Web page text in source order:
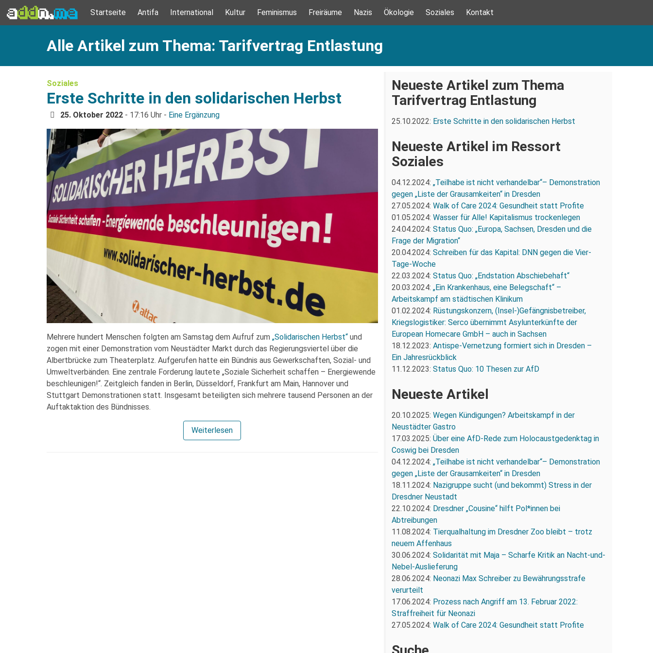
Startseite Antifa International Kultur Feminismus Freiräume Nazis Ökologie Soziales Kontakt
Alle Artikel zum Thema: Tarifvertrag Entlastung
Soziales
Erste Schritte in den solidarischen Herbst
25. Oktober 2022 - 17:16 Uhr - Eine Ergänzung
Mehrere hundert Menschen folgten am Samstag dem Aufruf zum „Solidarischen Herbst“ und
zogen mit einer Demonstration vom Neustädter Markt durch das Regierungsviertel über die
Albertbrücke zum Theaterplatz. Aufgerufen hatte ein Bündnis aus Gewerkschaften, Sozial- und
Umweltverbänden. Eine zentrale Forderung lautete „Soziale Sicherheit schaffen – Energiewende
beschleunigen!“. Zeitgleich fanden in Berlin, Düsseldorf, Frankfurt am Main, Hannover und
Stuttgart Demonstrationen statt. Insgesamt beteiligten sich mehrere tausend Personen an der
Auftaktaktion des Bündnisses.
Weiterlesen
Neueste Artikel zum Thema
Tarifvertrag Entlastung
25.10.2022: Erste Schritte in den solidarischen Herbst
Neueste Artikel im Ressort
Soziales
04.12.2024: „Teilhabe ist nicht verhandelbar“– Demonstration
gegen „Liste der Grausamkeiten“ in Dresden
27.05.2024: Walk of Care 2024: Gesundheit statt Profite
01.05.2024: Wasser für Alle! Kapitalismus trockenlegen
24.04.2024: Status Quo: „Europa, Sachsen, Dresden und die
Frage der Migration“
20.04.2024: Schreiben für das Kapital: DNN gegen die Vier-
Tage-Woche
22.03.2024: Status Quo: „Endstation Abschiebehaft“
20.03.2024: „Ein Krankenhaus, eine Belegschaft“ –
Arbeitskampf am städtischen Klinikum
01.02.2024: Rüstungskonzern, (Insel-)Gefängnisbetreiber,
Kriegslogistiker: Serco übernimmt Asylunterkünfte der
European Homecare GmbH – auch in Sachsen
18.12.2023: Antispe-Vernetzung formiert sich in Dresden –
Ein Jahresrückblick
11.12.2023: Status Quo: 10 Thesen zur AfD
Neueste Artikel
20.10.2025: Wegen Kündigungen? Arbeitskampf in der
Neustädter Gastro
17.03.2025: Über eine AfD-Rede zum Holocaustgedenktag in
Coswig bei Dresden
04.12.2024: „Teilhabe ist nicht verhandelbar“– Demonstration
gegen „Liste der Grausamkeiten“ in Dresden
18.11.2024: Nazigruppe sucht (und bekommt) Stress in der
Dresdner Neustadt
22.10.2024: Dresdner „Cousine“ hilft Pol*innen bei
Abtreibungen
11.08.2024: Tierqualhaltung im Dresdner Zoo bleibt – trotz
neuem Affenhaus
30.06.2024: Solidarität mit Maja – Scharfe Kritik an Nacht-und-
Nebel-Auslieferung
28.06.2024: Neonazi Max Schreiber zu Bewährungsstrafe
verurteilt
17.06.2024: Prozess nach Angriff am 13. Februar 2022:
Straffreiheit für Neonazi
27.05.2024: Walk of Care 2024: Gesundheit statt Profite